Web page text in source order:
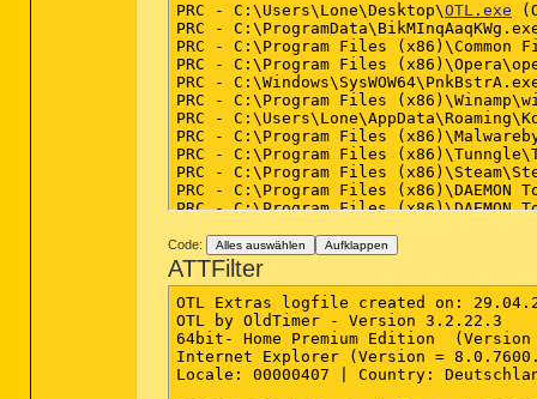
PRC - C:\Users\Lone\Desktop\OTL.exe
PRC -
PRC - C:\Program Files (x86)\Common
PRC - C:\Program Files
PRC -
PRC - C:\Program Files
PRC -
PRC - C:\Program Files
PRC - C:\Program Files
PRC - C:\Program Files
PRC - C:\Program Files
PRC - C:\Program Files
PRC - C:\Program Files
PRC - C:\Windows\vVX1000.exe
PRC - C:\Programme\Trend
PRC - C:\Program Files
PRC - C:\Program Files (x86)\Spybot
PRC - C:\Program Files (x86)\Spybot -
========== Modules (SafeList)
Code: Alles auswählen Aufklappen
ATTFilter
OTL Extras logfile created on:
OTL by OldTimer - Version 3.2.22.3
64bit- Home Premium Edition
Internet Explorer (Version =
Locale: 00000407 | Country: